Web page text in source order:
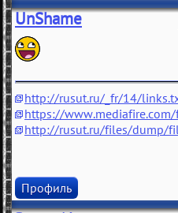
UnShame
http://rusut.ru/_fr/14/
https://
http://rusut.ru/files/dump/
Профиль